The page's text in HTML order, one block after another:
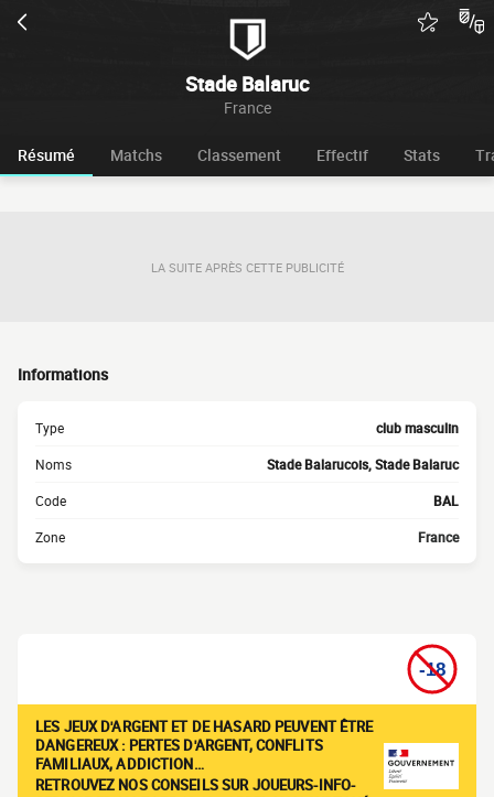
Stade Balaruc
France
Résumé Matchs Classement Effectif Stats
LA SUITE APRÈS CETTE PUBLICITÉ
Informations
Type club masculin
Noms Stade Balarucois, Stade Balaruc
Code BAL
Zone France
LES JEUX D'ARGENT ET DE HASARD PEUVENT ÊTRE
DANGEREUX : PERTES D'ARGENT, CONFLITS
FAMILIAUX, ADDICTION…
RETROUVEZ NOS CONSEILS SUR JOUEURS-INFO-